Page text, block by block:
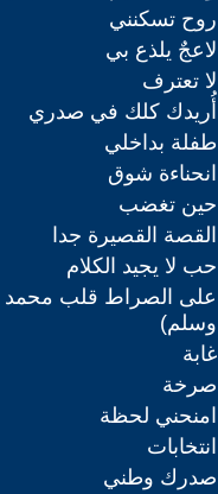
روح تسكنني
لاعجٌ يلذع بي
لا تعترف
أُريدك كلك في صدري
طفلة بداخلي
انحناءة شوق
حين تغضب
القصة القصيرة جدا
حب لا يجيد الكلام
على الصراط قلب محمد
وسلم)
غابة
صرخة
امنحني لحظة
انتخابات
صدرك وطني